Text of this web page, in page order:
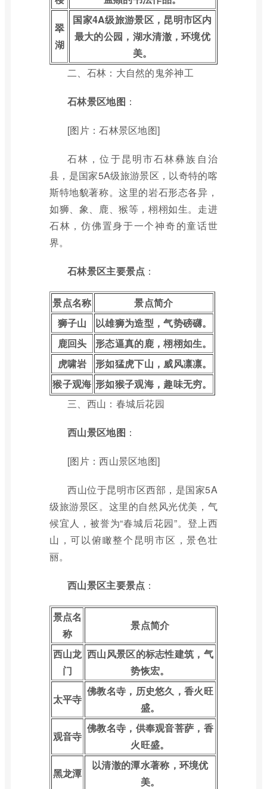
翠
湖
国家4A级旅游景区，昆明市区内
最大的公园，湖水清澈，环境优
美。
二、石林：大自然的鬼斧神工
石林景区地图 ：
[图片：石林景区地图]
石林，位于昆明市石林彝族自治
县，是国家5A级旅游景区，以奇特的喀
斯特地貌著称。这里的岩石形态各异，
如狮、象、鹿、猴等，栩栩如生。走进
石林，仿佛置身于一个神奇的童话世
界。
石林景区主要景点 ：
景点名称
景点简介
狮子山
以雄狮为造型，气势磅礴。
鹿回头
形态逼真的鹿，栩栩如生。
虎啸岩
形如猛虎下山，威风凛凛。
猴子观海 形如猴子观海，趣味无穷。
三、西山：春城后花园
西山景区地图 ：
[图片：西山景区地图]
西山位于昆明市区西部，是国家5A
级旅游景区。这里的自然风光优美，气
候宜人，被誉为“春城后花园”。登上西
山，可以俯瞰整个昆明市区，景色壮
丽。
西山景区主要景点 ：
景点名
称
景点简介
西山龙
门
西山风景区的标志性建筑，气
势恢宏。
太平寺
佛教名寺，历史悠久，香火旺
盛。
观音寺
佛教名寺，供奉观音菩萨，香
火旺盛。
黑龙潭
以清澈的潭水著称，环境优
美。